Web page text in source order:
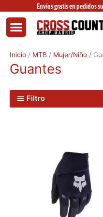
contenido
Envíos gratis en pedidos
Inicio / MTB / Mujer/Niño /
Guantes
Filtro
tiene